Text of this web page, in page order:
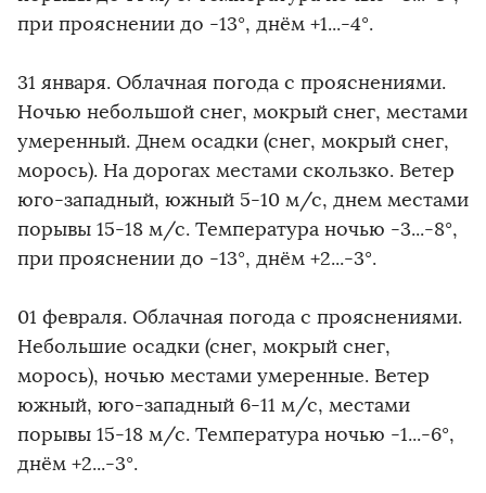
при прояснении до -13°, днём +1...-4°.
31 января. Облачная погода с прояснениями.
Ночью небольшой снег, мокрый снег, местами
умеренный. Днем осадки (снег, мокрый снег,
морось). На дорогах местами скользко. Ветер
юго-западный, южный 5-10 м/с, днем местами
порывы 15-18 м/с. Температура ночью -3...-8°,
при прояснении до -13°, днём +2...-3°.
01 февраля. Облачная погода с прояснениями.
Небольшие осадки (снег, мокрый снег,
морось), ночью местами умеренные. Ветер
южный, юго-западный 6-11 м/с, местами
порывы 15-18 м/с. Температура ночью -1...-6°,
днём +2...-3°.